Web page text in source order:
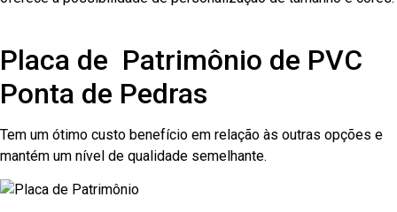
Placa de Patrimônio de PVC
Ponta de Pedras
Tem um ótimo custo benefício em relação às outras opções e
mantém um nível de qualidade semelhante.